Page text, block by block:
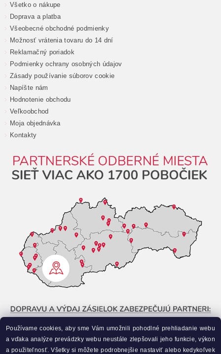
Všetko o nákupe
Doprava a platba
Všeobecné obchodné podmienky
Možnosť vrátenia tovaru do 14 dní
Reklamačný poriadok
Podmienky ochrany osobných údajov
Zásady používanie súborov cookie
Napíšte nám
Hodnotenie obchodu
Veľkoobchod
Moja objednávka
Kontakty
Používame cookies, aby sme Vám umožnili pohodlné prehliadanie webu
a vďaka analýze prevádzky webu neustále zlepšovali jeho funkcie, výkon
a použiteľnosť. Všetky si môžete podrobnejšie nastaviť alebo kedykoľvek